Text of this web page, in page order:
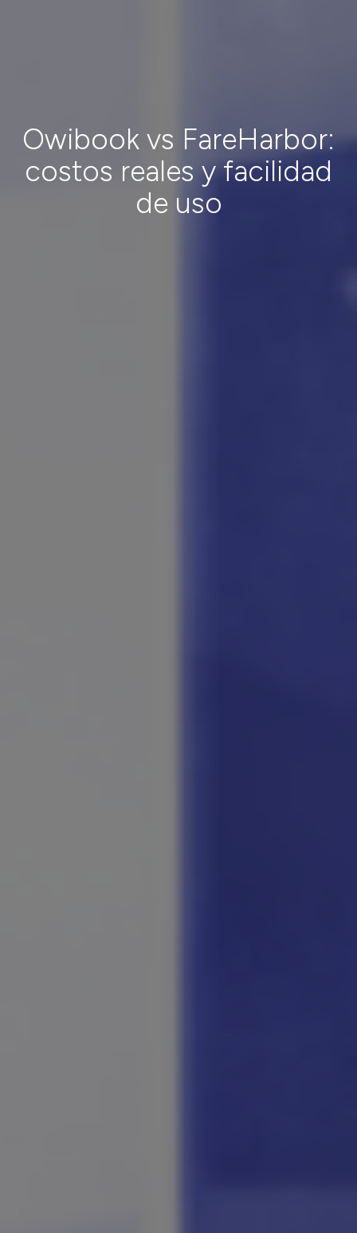
Owibook vs FareHarbor:
costos reales y facilidad
de uso